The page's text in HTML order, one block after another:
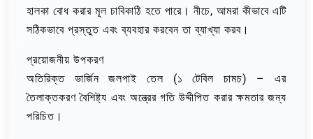
হালকা বোধ করার মূল চাবিকাঠি হতে পারে। নীচে, আমরা কীভাবে এটি
সঠিকভাবে প্রস্তুত এবং ব্যবহার করবেন তা ব্যাখ্যা করব।
প্রয়োজনীয় উপকরণ
অতিরিক্ত ভার্জিন জলপাই তেল (১ টেবিল চামচ) – এর
তৈলাক্তকরণ বৈশিষ্ট্য এবং অন্ত্রের গতি উদ্দীপিত করার ক্ষমতার জন্য
পরিচিত।